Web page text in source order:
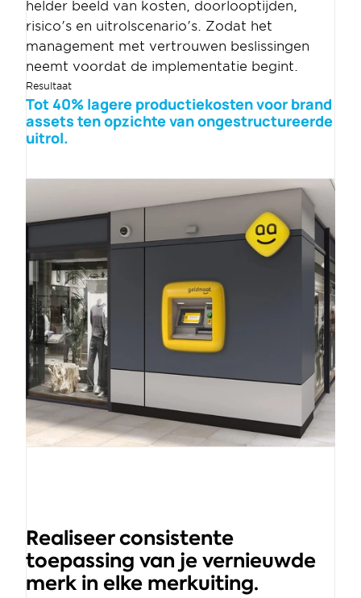
helder beeld van kosten, doorlooptijden,
risico's en uitrolscenario's. Zodat het
management met vertrouwen beslissingen
neemt voordat de implementatie begint.
Resultaat
Tot 40% lagere productiekosten voor brand
assets ten opzichte van ongestructureerde
uitrol.
Realiseer consistente
toepassing van je vernieuwde
merk in elke merkuiting.